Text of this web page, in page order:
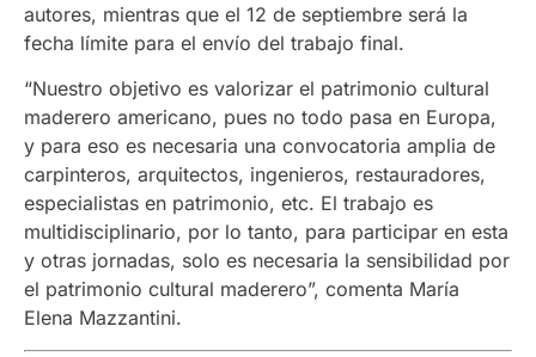
autores, mientras que el 12 de septiembre será la
fecha límite para el envío del trabajo final.
“Nuestro objetivo es valorizar el patrimonio cultural
maderero americano, pues no todo pasa en Europa,
y para eso es necesaria una convocatoria amplia de
carpinteros, arquitectos, ingenieros, restauradores,
especialistas en patrimonio, etc. El trabajo es
multidisciplinario, por lo tanto, para participar en esta
y otras jornadas, solo es necesaria la sensibilidad por
el patrimonio cultural maderero”, comenta María
Elena Mazzantini.